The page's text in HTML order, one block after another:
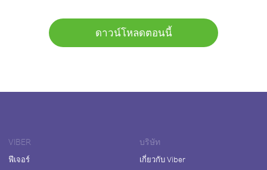
ดาวน์โหลดตอนนี้
VIBER
ฟีเจอร์
บริษัท
เกี่ยวกับ Viber